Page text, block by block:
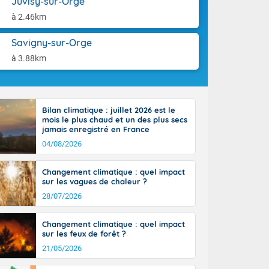
à 2.46km
Savigny-sur-Orge
à 3.88km
jusque
la Corse.
Pyrénées,
marge de
de la
En soirée,
22 à 24,
sur le
hors côtes
38 ou 39
Bilan climatique : juillet 2026 est le
mois le plus chaud et un des plus secs
jamais enregistré en France
04/08/2026
Changement climatique : quel impact
sur les vagues de chaleur ?
28/07/2026
Changement climatique : quel impact
sur les feux de forêt ?
21/05/2026